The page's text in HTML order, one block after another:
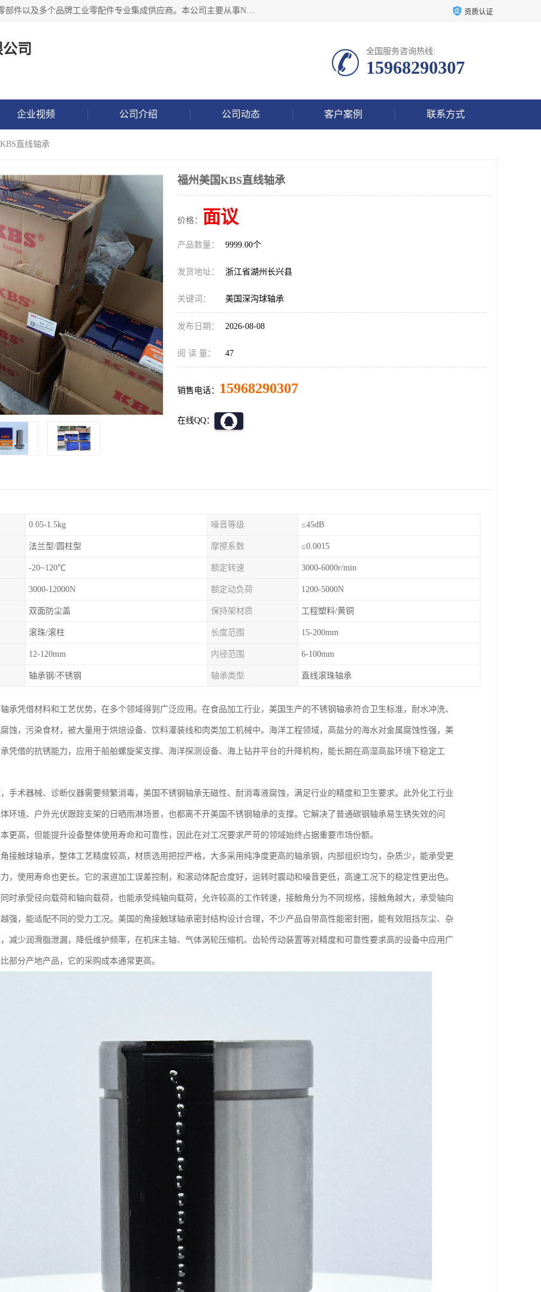
湖州恩斯凯工业技术有限公司位于湖州长兴，公司作为机械零部件以及多个品牌工业零配件专业集成供应商。本公司主要从事NSK进口轴承、SKF进口轴承、FAG进口轴承、NTN进口轴承、国产轴承：ZWZ、HRB、C&U轴承外球面轴承、导轨、丝杠、滑块、 润滑油、工业皮带及其他工业零部件的销售. 资质认证
司 全国服务咨询热线:
15968290307
企业视频 公司介绍 公司动态 客户案例 联系方式
直线轴承
福州美国KBS直线轴承
价格： 面议
产品数量： 9999.00个
发货地址： 浙江省湖州长兴县
关键词： 美国深沟球轴承
发布日期： 2026-08-08
阅 读 量： 47
销售电话： 15968290307
在线QQ：
0.05-1.5kg 噪音等级 ≤45dB
法兰型/圆柱型 摩擦系数 ≤0.0015
-20~120℃ 额定转速 3000-6000r/min
3000-12000N 额定动负荷 1200-5000N
双面防尘盖 保持架材质 工程塑料/黄铜
滚珠/滚柱 长度范围 15-200mm
12-120mm 内径范围 6-100mm
轴承钢/不锈钢 轴承类型 直线滚珠轴承
承凭借材料和工艺优势，在多个领域得到广泛应用。在食品加工行业，美国生产的不锈钢轴承符合卫生标准，耐水冲洗、
蚀，污染食材，被大量用于烘焙设备、饮料灌装线和肉类加工机械中。海洋工程领域，高盐分的海水对金属腐蚀性强，美
凭借的抗锈能力，应用于船舶螺旋桨支撑、海洋探测设备、海上钻井平台的升降机构，能长期在高湿高盐环境下稳定工
手术器械、诊断仪器需要频繁消毒，美国不锈钢轴承无磁性、耐消毒液腐蚀，满足行业的精度和卫生要求。此外化工行业
环境、户外光伏跟踪支架的日晒雨淋场景，也都离不开美国不锈钢轴承的支撑。它解决了普通碳钢轴承易生锈失效的问
更高，但能提升设备整体使用寿命和可靠性，因此在对工况要求严苛的领域始终占据重要市场份额。
接触球轴承，整体工艺精度较高，材质选用把控严格，大多采用纯净度更高的轴承钢，内部组织均匀，杂质少，能承受更
，使用寿命也更长。它的滚道加工误差控制，和滚动体配合度好，运转时震动和噪音更低，高速工况下的稳定性更出色。
时承受径向载荷和轴向载荷，也能承受纯轴向载荷，允许较高的工作转速，接触角分为不同规格，接触角越大，承受轴向
强，能适配不同的受力工况。美国的角接触球轴承密封结构设计合理，不少产品自带高性能密封圈，能有效阻挡灰尘、杂
减少润滑脂泄漏，降低维护频率，在机床主轴、气体涡轮压缩机、齿轮传动装置等对精度和可靠性要求高的设备中应用广
部分产地产品，它的采购成本通常更高。